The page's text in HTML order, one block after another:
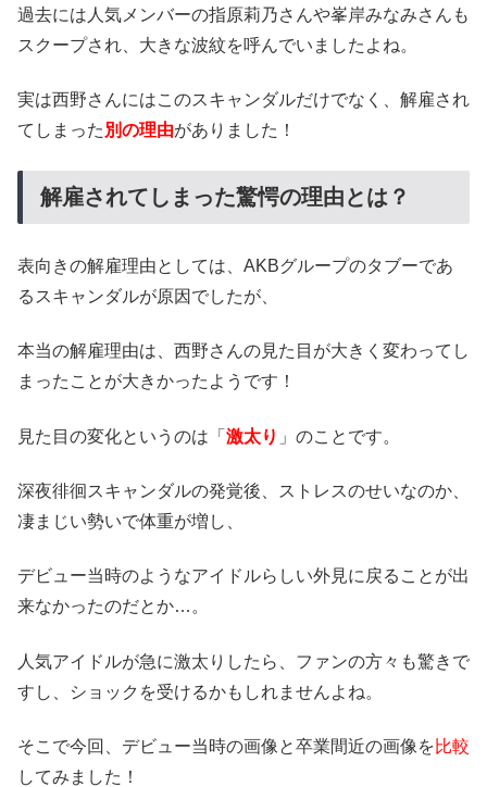
過去には人気メンバーの指原莉乃さんや峯岸みなみさんも
スクープされ、大きな波紋を呼んでいましたよね。
実は西野さんにはこのスキャンダルだけでなく、解雇され
てしまった 別の理由がありました！
解雇されてしまった驚愕の理由とは？
表向きの解雇理由としては、AKBグループのタブーであ
るスキャンダルが原因でしたが、
本当の解雇理由は、西野さんの見た目が大きく変わってし
まったことが大きかったようです！
見た目の変化というのは「 激太り 」のことです。
深夜徘徊スキャンダルの発覚後、ストレスのせいなのか、
凄まじい勢いで体重が増し、
デビュー当時のようなアイドルらしい外見に戻ることが出
来なかったのだとか…。
人気アイドルが急に激太りしたら、ファンの方々も驚きで
すし、ショックを受けるかもしれませんよね。
そこで今回、デビュー当時の画像と卒業間近の画像を比較
してみました！